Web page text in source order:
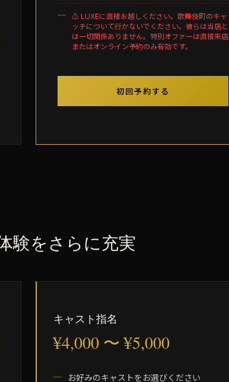
⚠ LUXEに直接お越しください。歌舞伎町のキャ
ッチについて行かないでください。彼らは当店と
は一切関係ありません。特別オファーは直接来店
またはオンライン予約のみ有効です。
初回予約する
験をさらに充実
キャスト指名
¥4,000 〜 ¥5,000
お好みのキャストをお選びください